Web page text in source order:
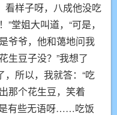
看样子呀，八成他没吃
堂姐大叫道，“可是，
爷爷，他和蔼地问我
生豆子没？”我想了
所以，我就答：“吃
那个花生豆，笑着
是有些无语呀……吃饭